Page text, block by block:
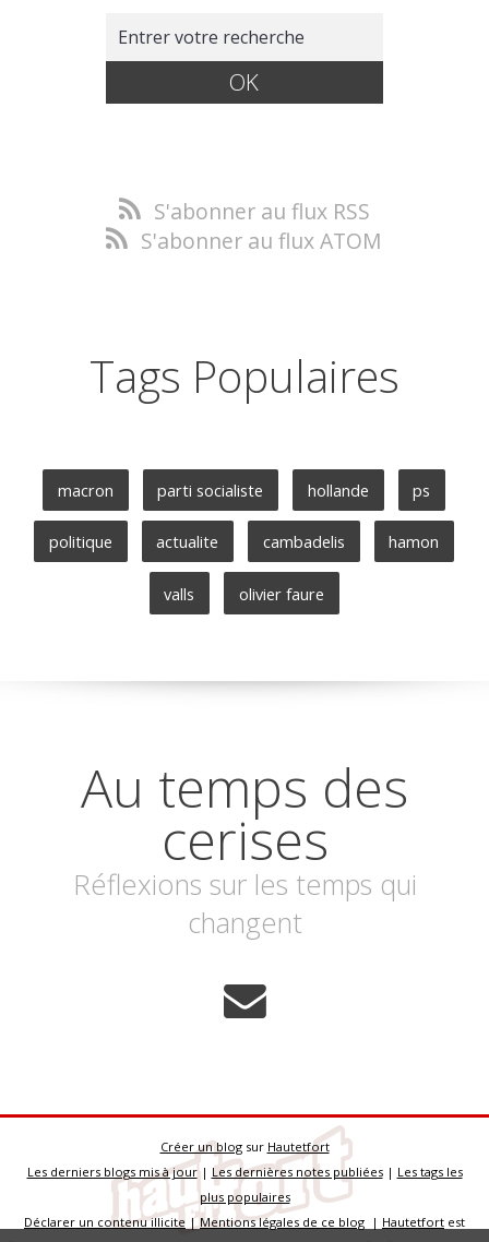
S'abonner au flux RSS
S'abonner au flux ATOM
Tags Populaires
macron parti socialiste hollande ps
politique actualite cambadelis hamon
valls olivier faure
Au temps des
cerises
Réflexions sur les temps qui
changent
Créer un blogsur Hautetfort
Les derniers blogs mis à jour| Les dernières notes publiées| Les tags les
plus populaires
Déclarer un contenu illicite |Mentions légales de ce blog | Hautetfort est